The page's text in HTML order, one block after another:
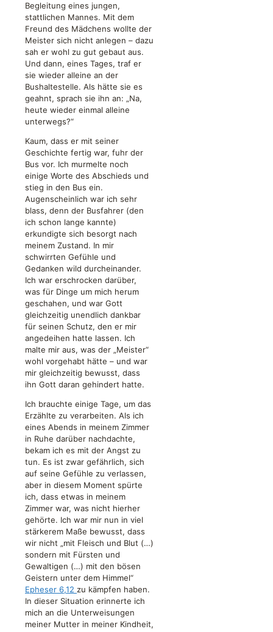
Begleitung eines jungen,
stattlichen Mannes. Mit dem
Freund des Mädchens wollte der
Meister sich nicht anlegen – dazu
sah er wohl zu gut gebaut aus.
Und dann, eines Tages, traf er
sie wieder alleine an der
Bushaltestelle. Als hätte sie es
geahnt, sprach sie ihn an: „Na,
heute wieder einmal alleine
unterwegs?“
Kaum, dass er mit seiner
Geschichte fertig war, fuhr der
Bus vor. Ich murmelte noch
einige Worte des Abschieds und
stieg in den Bus ein.
Augenscheinlich war ich sehr
blass, denn der Busfahrer (den
ich schon lange kannte)
erkundigte sich besorgt nach
meinem Zustand. In mir
schwirrten Gefühle und
Gedanken wild durcheinander.
Ich war erschrocken darüber,
was für Dinge um mich herum
geschahen, und war Gott
gleichzeitig unendlich dankbar
für seinen Schutz, den er mir
angedeihen hatte lassen. Ich
malte mir aus, was der „Meister“
wohl vorgehabt hätte – und war
mir gleichzeitig bewusst, dass
ihn Gott daran gehindert hatte.
Ich brauchte einige Tage, um das
Erzählte zu verarbeiten. Als ich
eines Abends in meinem Zimmer
in Ruhe darüber nachdachte,
bekam ich es mit der Angst zu
tun. Es ist zwar gefährlich, sich
auf seine Gefühle zu verlassen,
aber in diesem Moment spürte
ich, dass etwas in meinem
Zimmer war, was nicht hierher
gehörte. Ich war mir nun in viel
stärkerem Maße bewusst, dass
wir nicht „mit Fleisch und Blut (…)
sondern mit Fürsten und
Gewaltigen (…) mit den bösen
Geistern unter dem Himmel“
Epheser 6,12 zu kämpfen haben.
In dieser Situation erinnerte ich
mich an die Unterweisungen
meiner Mutter in meiner Kindheit,